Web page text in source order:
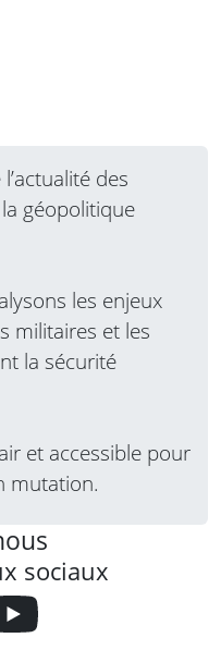
des
géopolitique
les enjeux
militaires et les
la sécurité
et accessible pour
mutation.
sociaux